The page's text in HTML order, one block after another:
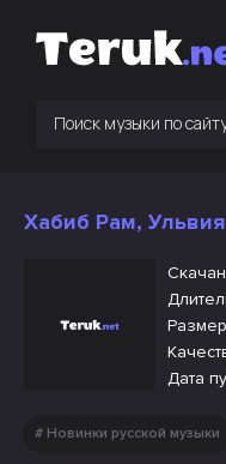
Хабиб Рам,
Дата
Новинки русской музыки